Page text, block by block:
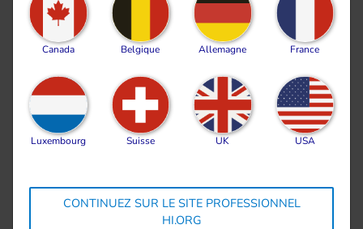
Canada Belgique Allemagne France
Luxembourg Suisse UK USA
CONTINUEZ SUR LE SITE PROFESSIONNEL
HI.ORG